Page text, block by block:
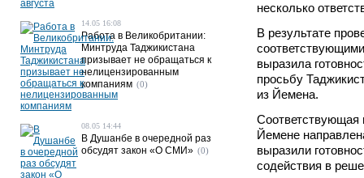
несколько
В результате
выразила
просьбу
из Йемена.
Соответствующая
Йемене
выразили
содействия в
14.05 16:08
Работа в Великобритании:
Минтруда Таджикистана
призывает не обращаться к
нелицензированным
компаниям (0)
08.05 14:44
В Душанбе в очередной раз
обсудят закон «О СМИ» (0)